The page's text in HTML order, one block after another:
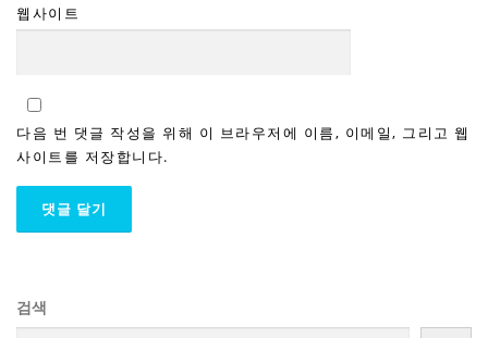
웹사이트
다음 번 댓글 작성을 위해 이 브라우저에 이름, 이메일, 그리고 웹
사이트를 저장합니다.
검색